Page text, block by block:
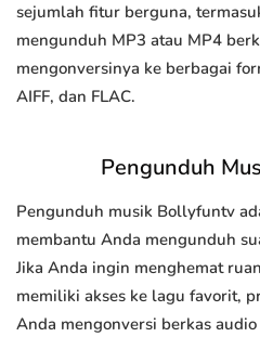
sejumlah fitur berguna,
mengunduh MP3 atau MP4
mengonversinya ke berbagai
AIFF, dan FLAC.
Pengunduh
Pengunduh musik Bollyfuntv
membantu Anda mengunduh
Jika Anda ingin menghemat
memiliki akses ke lagu favorit,
Anda mengonversi berkas